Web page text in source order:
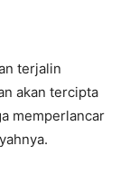
terjalin
akan tercipta
memperlancar